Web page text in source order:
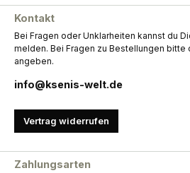
Kontakt
Bei Fragen oder Unklarheiten kannst du
melden. Bei Fragen zu Bestellungen
angeben.
info@ksenis-welt.de
Vertrag widerrufen
Zahlungsarten